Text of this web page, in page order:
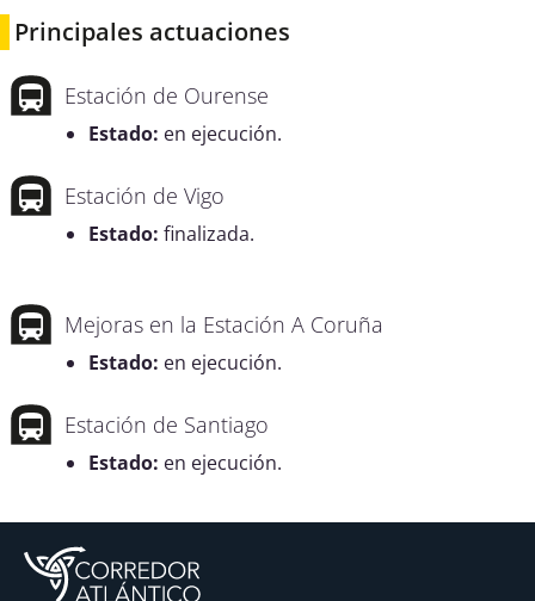
Principales actuaciones
Estación de Ourense
Estado: en ejecución.
Estación de Vigo
Estado: finalizada.
Mejoras en la Estación A Coruña
Estado: en ejecución.
Estación de Santiago
Estado: en ejecución.